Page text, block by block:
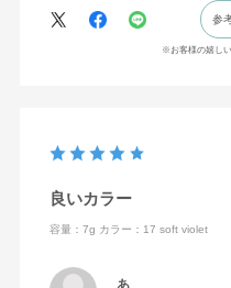
参
※お客様の嬉し
良いカラー
容量：7g カラー：17 soft violet
あ